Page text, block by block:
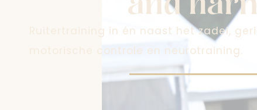
Ruitertraining in én naast het zadel,
motorische controle en neurotraining.